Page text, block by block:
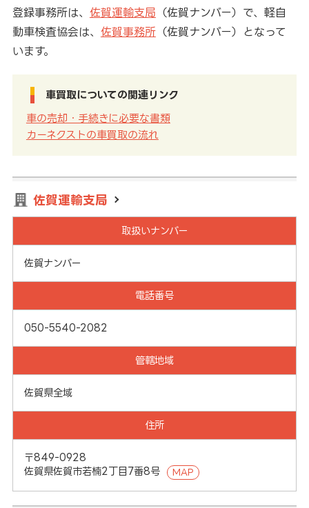
登録事務所は、 佐賀運輸支局 （佐賀ナンバー）で、軽自
動車検査協会は、 佐賀事務所（佐賀ナンバー）となって
います。
車買取についての関連リンク
車の売却・手続きに必要な書類
カーネクストの車買取の流れ
佐賀運輸支局
取扱いナンバー
佐賀ナンバー
電話番号
050-5540-2082
管轄地域
佐賀県全域
住所
〒849-0928
佐賀県佐賀市若楠2丁目7番8号
MAP